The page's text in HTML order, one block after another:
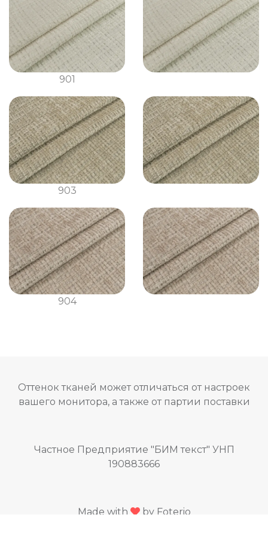
901
903
904
Оттенок тканей может отличаться от настроек
вашего монитора, а также от партии поставки
Частное Предприятие "БИМ текст" УНП
190883666
Made with by Foterio